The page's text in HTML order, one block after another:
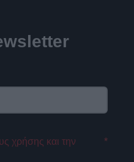
χρήσης και την
*